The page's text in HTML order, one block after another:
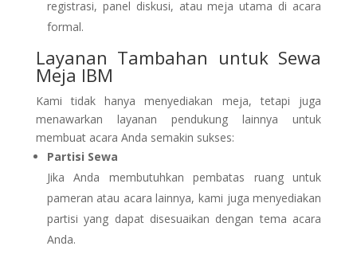
registrasi, panel diskusi, atau meja utama di acara
formal.
Layanan Tambahan untuk Sewa
Meja IBM
Kami tidak hanya menyediakan meja, tetapi juga
menawarkan layanan pendukung lainnya untuk
membuat acara Anda semakin sukses:
Partisi Sewa
Jika Anda membutuhkan pembatas ruang untuk
pameran atau acara lainnya, kami juga menyediakan
partisi yang dapat disesuaikan dengan tema acara
Anda.